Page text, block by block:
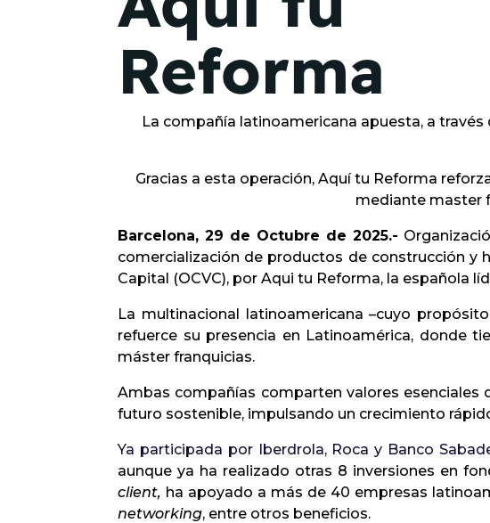
Reforma
La compañía latinoamericana apuesta, a través
Gracias a esta operación, Aquí tu Reforma
mediante master
Barcelona, 29 de Octubre de 2025.-
comercialización de productos de construcción y
Capital (OCVC), por Aqui tu Reforma, la española
La multinacional latinoamericana –cuyo
refuerce su presencia en Latinoamérica, donde
máster franquicias.
Ambas compañías comparten valores esenciales
futuro sostenible, impulsando un crecimiento
Ya participada por Iberdrola, Roca y Banco
aunque ya ha realizado otras 8 inversiones en
client, ha apoyado a más de 40 empresas
networking, entre otros beneficios.